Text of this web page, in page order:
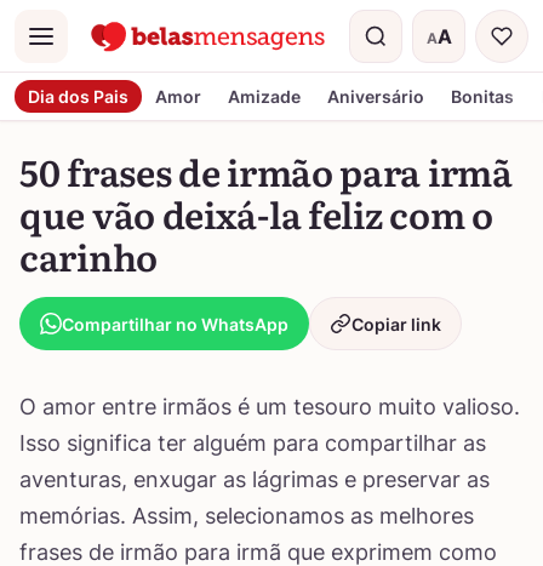
Menu AA
Tamanho do
Dia dos Pais Amor Amizade Aniversário Bonitas
50 frases de irmão para irmã
que vão deixá-la feliz com o
carinho
Compartilhar no WhatsApp Copiar link
O amor entre irmãos é um tesouro muito valioso.
Isso significa ter alguém para compartilhar as
aventuras, enxugar as lágrimas e preservar as
memórias. Assim, selecionamos as melhores
frases de irmão para irmã que exprimem como